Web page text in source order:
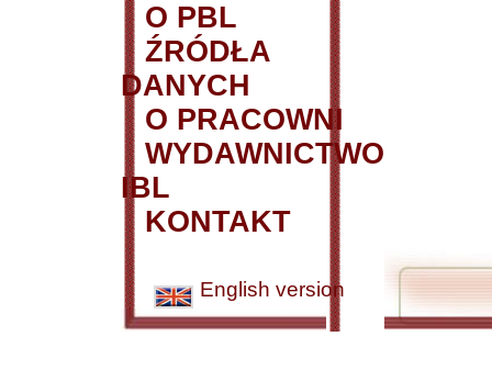
O PBL
ŹRÓDŁA
DANYCH
O PRACOWNI
WYDAWNICTWO
IBL
KONTAKT
English version